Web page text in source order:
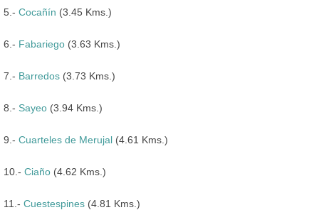
5.- Cocañín (3.45 Kms.)
6.- Fabariego (3.63 Kms.)
7.- Barredos (3.73 Kms.)
8.- Sayeo (3.94 Kms.)
9.- Cuarteles de Merujal (4.61 Kms.)
10.- Ciaño (4.62 Kms.)
11.- Cuestespines (4.81 Kms.)